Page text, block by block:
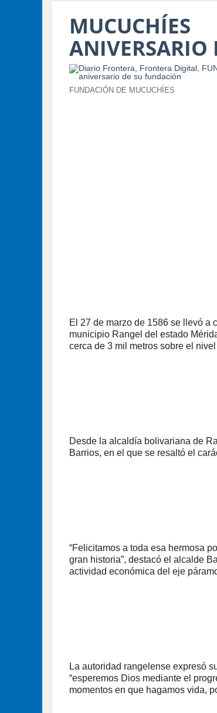
ANIVERSARIO
FUNDACIÓN DE MUCUCHÍES
El 27 de marzo de 1586 se llevó a
municipio Rangel del estado
cerca de 3 mil metros sobre el nivel
Desde la alcaldía bolivariana de
Barrios, en el que se resaltó el
“Felicitamos a toda esa hermosa
gran historia”, destacó el alcalde
actividad económica del eje
La autoridad rangelense expresó
“esperemos Dios mediante el
momentos en que hagamos vida,